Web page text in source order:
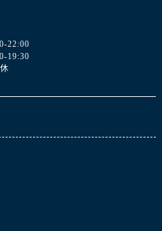
江西省上饶市信州区滨江西路浪琴售后服务中心（需提前预约）
22:00
19:30